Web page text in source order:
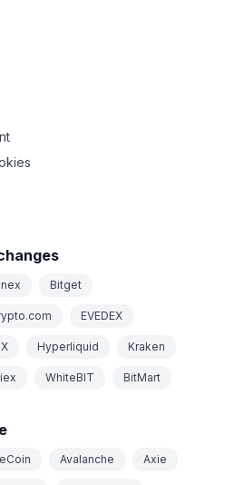
Bitget
EVEDEX
Hyperliquid Kraken
WhiteBIT BitMart
Avalanche Axie